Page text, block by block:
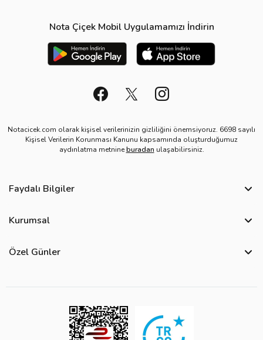
Nota Çiçek Mobil Uygulamamızı İndirin
Notacicek.com olarak kişisel verilerinizin gizliliğini önemsiyoruz. 6698 sayılı
Kişisel Verilerin Korunması Kanunu kapsamında oluşturduğumuz
aydınlatma metnineburadan ulaşabilirsiniz.
Faydalı Bilgiler
Site Haritası
Görsel Kontrol Süreci
Ürün Sıralama Kriterleri
Kurumsal
Üyelik Sözleşmesi
Özel Günler
Kadınlar Günü Çiçekleri
Sevgililer Günü Çiçekleri